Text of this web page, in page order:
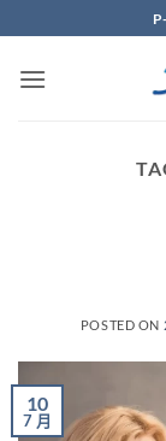
to
content
POSTED ON
10
7 月